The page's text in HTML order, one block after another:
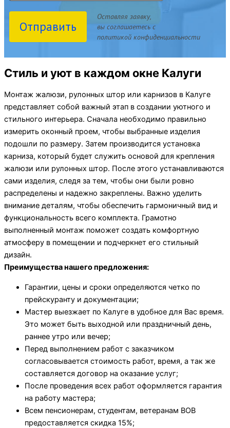
Отправить
Оставляя заявку,
вы соглашаетесь с
политикой конфиденциальности
Стиль и уют в каждом окне Калуги
Монтаж жалюзи, рулонных штор или карнизов в Калуге
представляет собой важный этап в создании уютного и
стильного интерьера. Сначала необходимо правильно
измерить оконный проем, чтобы выбранные изделия
подошли по размеру. Затем производится установка
карниза, который будет служить основой для крепления
жалюзи или рулонных штор. После этого устанавливаются
сами изделия, следя за тем, чтобы они были ровно
распределены и надежно закреплены. Важно уделить
внимание деталям, чтобы обеспечить гармоничный вид и
функциональность всего комплекта. Грамотно
выполненный монтаж поможет создать комфортную
атмосферу в помещении и подчеркнет его стильный
дизайн.
Преимущества нашего предложения:
Гарантии, цены и сроки определяются четко по
прейскуранту и документации;
Мастер выезжает по Калуге в удобное для Вас время.
Это может быть выходной или праздничный день,
раннее утро или вечер;
Перед выполнением работ с заказчиком
согласовывается стоимость работ, время, а так же
составляется договор на оказание услуг;
После проведения всех работ оформляется гарантия
на работу мастера;
Всем пенсионерам, студентам, ветеранам ВОВ
предоставляется скидка 15%;